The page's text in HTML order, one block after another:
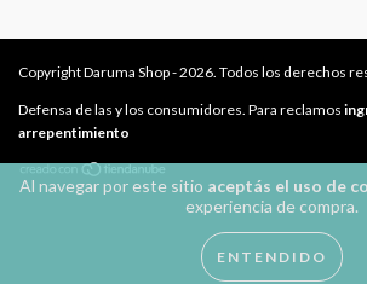
Al navegar por este sitio aceptás el uso de
experiencia de compra.
ENTENDIDO
Copyright Daruma Shop - 2026. Todos los derechos
Defensa de las y los consumidores. Para reclamos
arrepentimiento